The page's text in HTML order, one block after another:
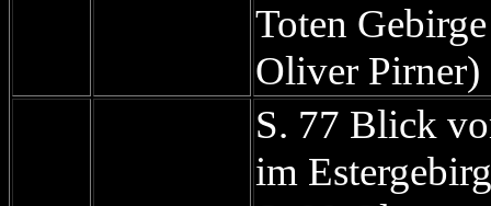
Toten
Oliver Pirner)
S. 77 Blick
im